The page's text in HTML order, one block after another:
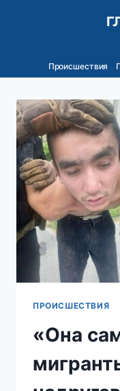
Происшествия
ПРОИСШЕСТВИЯ
«Она